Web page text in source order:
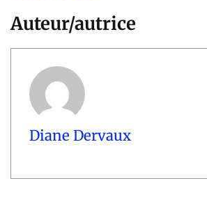
Auteur/autrice
Diane Dervaux